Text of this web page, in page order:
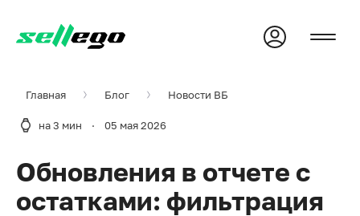
Главная Блог Новости ВБ
на 3 мин · 05 мая 2026
Обновления в отчете с
остатками: фильтрация